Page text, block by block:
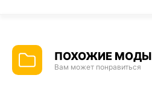
ПОХОЖИЕ МОДЫ
Вам может понравиться